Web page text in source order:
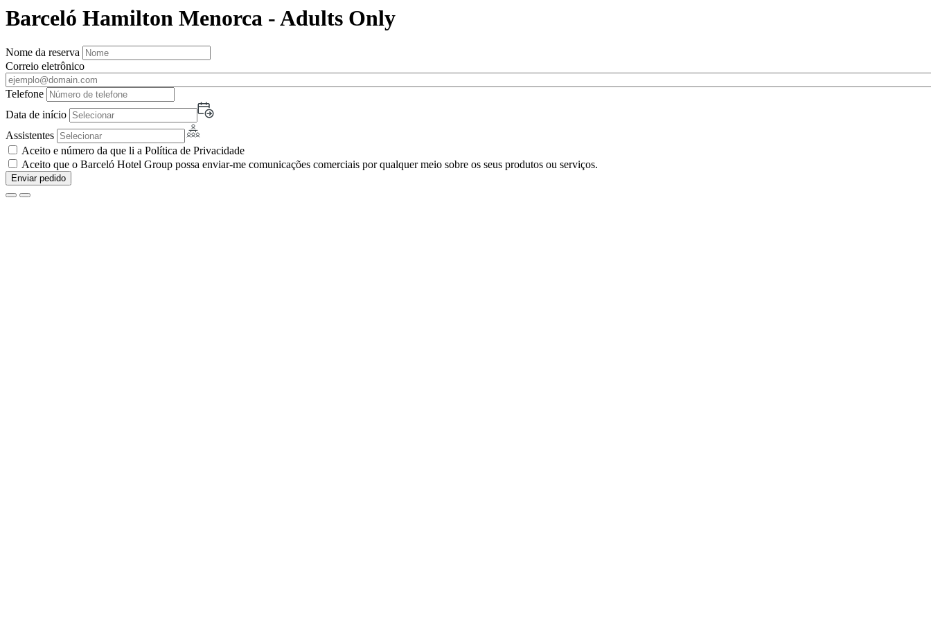
Barceló Hamilton Menorca - Adults Only
Nome da reserva
Correio eletrônico
Telefone
Data de início
Assistentes
Aceito e número da que li a Política de Privacidade
Aceito que o Barceló Hotel Group possa enviar-me comunicações comerciais por qualquer meio sobre os seus produtos ou serviços.
Enviar pedido